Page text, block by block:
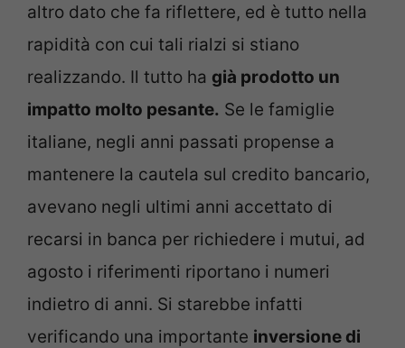
altro dato che fa riflettere, ed è tutto nella
rapidità con cui tali rialzi si stiano
realizzando. Il tutto ha già prodotto un
impatto molto pesante. Se le famiglie
italiane, negli anni passati propense a
mantenere la cautela sul credito bancario,
avevano negli ultimi anni accettato di
recarsi in banca per richiedere i mutui, ad
agosto i riferimenti riportano i numeri
indietro di anni. Si starebbe infatti
verificando una importante inversione di